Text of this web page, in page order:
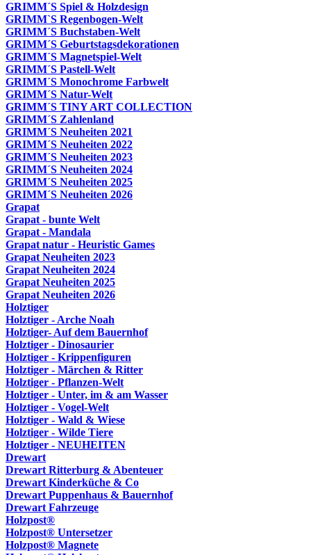
GRIMM´S Spiel & Holzdesign
GRIMM`S Regenbogen-Welt
GRIMM´S Buchstaben-Welt
GRIMM´S Geburtstagsdekorationen
GRIMM´S Magnetspiel-Welt
GRIMM´S Pastell-Welt
GRIMM´S Monochrome Farbwelt
GRIMM´S Natur-Welt
GRIMM´S TINY ART COLLECTION
GRIMM´S Zahlenland
GRIMM´S Neuheiten 2021
GRIMM´S Neuheiten 2022
GRIMM´S Neuheiten 2023
GRIMM´S Neuheiten 2024
GRIMM´S Neuheiten 2025
GRIMM´S Neuheiten 2026
Grapat
Grapat - bunte Welt
Grapat - Mandala
Grapat natur - Heuristic Games
Grapat Neuheiten 2023
Grapat Neuheiten 2024
Grapat Neuheiten 2025
Grapat Neuheiten 2026
Holztiger
Holztiger - Arche Noah
Holztiger- Auf dem Bauernhof
Holztiger - Dinosaurier
Holztiger - Krippenfiguren
Holztiger - Märchen & Ritter
Holztiger - Pflanzen-Welt
Holztiger - Unter, im & am Wasser
Holztiger - Vogel-Welt
Holztiger - Wald & Wiese
Holztiger - Wilde Tiere
Holztiger - NEUHEITEN
Drewart
Drewart Ritterburg & Abenteuer
Drewart Kinderküche & Co
Drewart Puppenhaus & Bauernhof
Drewart Fahrzeuge
Holzpost®
Holzpost® Untersetzer
Holzpost® Magnete